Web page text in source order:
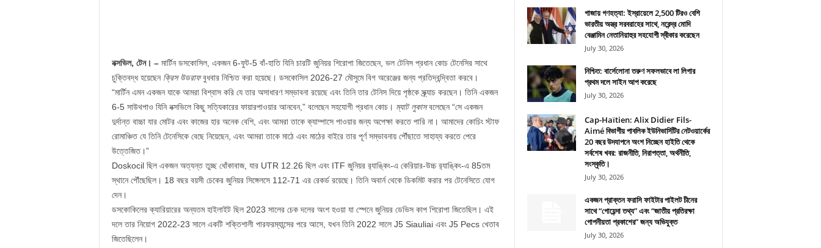
নক্সভিল, টেন। –মার্টিন ডসকোসিল, একজন 6-ফুট-5 বাঁ-হাতি যিনি চারটি জুনিয়র শিরোপা জিতেছেন, ভল টেনিস প্রধান কোচ টেনেসির সাথে
চুক্তিবদ্ধ হয়েছেন ক্রিস উডরাফবুধবার নিশ্চিত করা হয়েছে। ডসকোসিল 2026-27 মৌসুমে বিগ অরেঞ্জের জন্য প্রতিদ্বন্দ্বিতা করবে।
“মার্টিন এমন একজন যাকে আমরা বিশ্বাস করি যে তার অসাধারণ সম্ভাবনা রয়েছে এবং তিনি তার টেনিস দিয়ে পৃষ্ঠকে স্ক্র্যাচ করছেন। তিনি একজন
6-5 সাউথপাও যিনি নক্সভিলে কিছু সত্যিকারের ফায়ারপাওয়ার আনবেন,” বলেছেন সহযোগী প্রধান কোচ। ম্যাট লুকাসবলেছেন “সে একজন
দুর্দান্ত বাচ্চা যার মোটর এবং কাজের হার অনেক বেশি, এবং আমরা তাকে ক্যাম্পাসে পাওয়ার জন্য অপেক্ষা করতে পারি না। আমাদের কোচিং স্টাফ
রোমাঞ্চিত যে তিনি টেনেসিকে বেছে নিয়েছেন, এবং আমরা তাকে মাঠে এবং মাঠের বাইরে তার পূর্ণ সম্ভাবনায় পৌঁছাতে সাহায্য করতে পেরে
উত্তেজিত।”
Doskocil ছিল একজন অত্যন্ত তুচ্ছ ধোঁকাবাজ, যার UTR 12.26 ছিল এবং ITF জুনিয়র র‌্যাঙ্কিং-এ কেরিয়ার-উচ্চ র‌্যাঙ্কিং-এ 85তম
স্থানে পৌঁছেছিল। 18 বছর বয়সী চেকের জুনিয়র সিঙ্গেলসে 112-71 এর রেকর্ড রয়েছে। তিনি অবার্ন থেকে ডিকমিট করার পর টেনেসিতে যোগ
দেন।
ডসকোকিলের ক্যারিয়ারের অন্যতম হাইলাইট ছিল 2023 সালের চেক দলের অংশ হওয়া যা স্পেনে জুনিয়র ডেভিস কাপ শিরোপা জিতেছিল। এই
দলে তার নিয়োগ 2022-23 সালে একটি শক্তিশালী পারফরম্যান্সের পরে আসে, যখন তিনি 2022 সালে J5 Siauliai এবং J5 Pecs খেতাব
জিতেছিলেন।
গাজায় গণহত্যা: ইস্রায়েলে 2,500 টিরও বেশি
ভারতীয় অস্ত্র সরবরাহের সাথে, নরেন্দ্র মোদি
বেঞ্জামিন নেতানিয়াহুর সহযোগী স্বীকার করেছেন
July 30, 2026
নিশ্চিত: বার্সেলোনা তরুণ সফলভাবে লা লিগার
প্রথম দলে সাইন আপ করেছে
July 30, 2026
Cap-Haïtien: Alix Didier Fils-
Aimé বিভাগীয় পাবলিক ইউনিভার্সিটির নেটওয়ার্কের
20 বছর উদযাপনে অংশ নিচ্ছেন হাইতি থেকে
সর্বশেষ খবর: রাজনীতি, নিরাপত্তা, অর্থনীতি,
সংস্কৃতি।
July 30, 2026
একজন প্রাক্তন ফরাসি ফাইটার পাইলট চীনের
সাথে “গোয়েন্দা তথ্য” এবং “জাতীয় প্রতিরক্ষা
গোপনীয়তা প্রকাশের” জন্য অভিযুক্ত
July 30, 2026